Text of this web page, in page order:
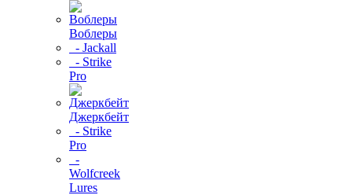
Воблеры
- Jackall
- Strike
Pro
Джеркбейт
- Strike
Pro
-
Wolfcreek
Lures